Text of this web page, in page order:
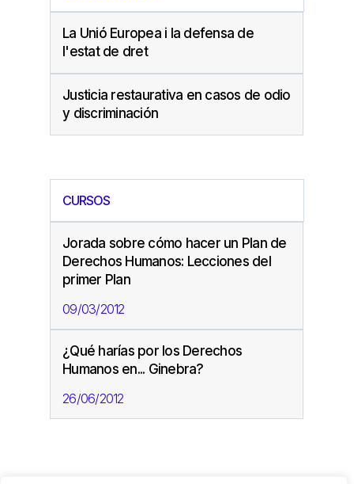
La Unió Europea i la defensa de
l'estat de dret
Justicia restaurativa en casos de odio
y discriminación
CURSOS
Jorada sobre cómo hacer un Plan de
Derechos Humanos: Lecciones del
primer Plan
09/03/2012
¿Qué harías por los Derechos
Humanos en... Ginebra?
26/06/2012